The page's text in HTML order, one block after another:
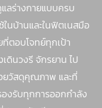
ลร่างกายแบบครบ
นบ้านและในฟิตเนสมือ
ตอบโจทย์ทุกเป้า
ดินวงรี จักรยาน ไป
ยวัสดุคุณภาพ และที่
งรับทุกการออกกำลัง